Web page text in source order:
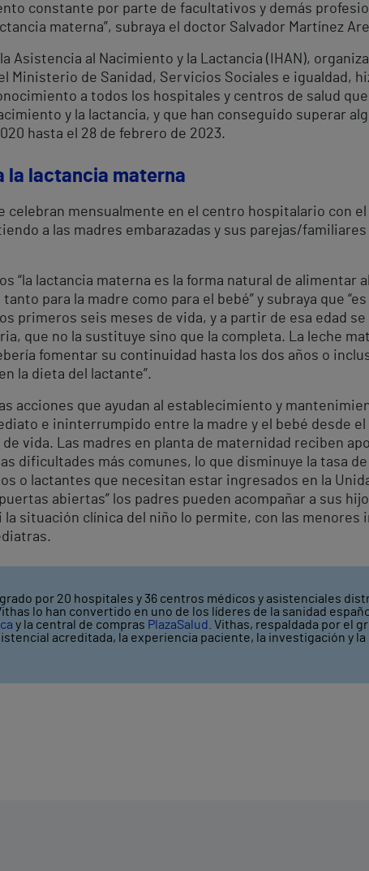
constante por parte de facultativos y demás
materna”, subraya el doctor Salvador Martínez
Asistencia al Nacimiento y la Lactancia (IHAN),
Ministerio de Sanidad, Servicios Sociales e igualdad,
a todos los hospitales y centros de salud
y la lactancia, y que han conseguido superar
hasta el 28 de febrero de 2023.
la lactancia materna
celebran mensualmente en el centro hospitalario con
a las madres embarazadas y sus parejas/
“la lactancia materna es la forma natural de alimentar
para la madre como para el bebé” y subraya que
primeros seis meses de vida, y a partir de esa edad
que no la sustituye sino que la completa. La leche
fomentar su continuidad hasta los dos años o
la dieta del lactante”.
acciones que ayudan al establecimiento y
e ininterrumpido entre la madre y el bebé desde
vida. Las madres en planta de maternidad reciben
dificultades más comunes, lo que disminuye la tasa
o lactantes que necesitan estar ingresados en la
abiertas” los padres pueden acompañar a sus
situación clínica del niño lo permite, con las menores
por 20 hospitales y 36 centros médicos y asistenciales
lo han convertido en uno de los líderes de la sanidad
y la central de compras PlazaSalud . Vithas, respaldada por el
acreditada, la experiencia paciente, la investigación y la